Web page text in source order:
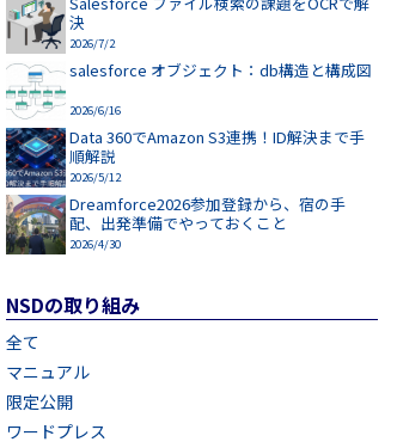
決
2026/7/2
salesforce オブジェクト：db構造と構成図
2026/6/16
Data 360でAmazon S3連携！ID解決まで手
順解説
2026/5/12
Dreamforce2026参加登録から、宿の手
配、出発準備でやっておくこと
2026/4/30
NSDの取り組み
全て
マニュアル
限定公開
ワードプレス